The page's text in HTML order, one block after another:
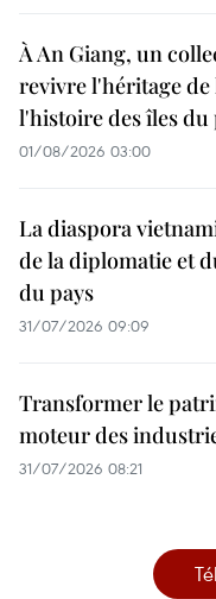
À An Giang, un
revivre l'héritage
l'histoire des îles du
01/08/2026 03:00
La diaspora
de la diplomatie et
du pays
31/07/2026 09:09
Transformer le
moteur des
31/07/2026 08:21